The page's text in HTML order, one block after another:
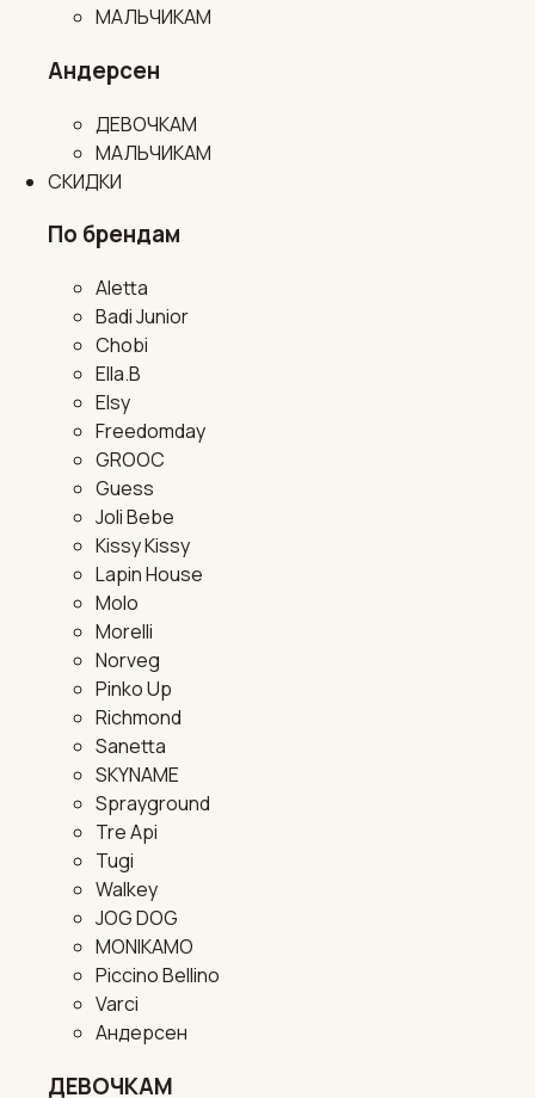
МАЛЬЧИКАМ
Андерсен
ДЕВОЧКАМ
МАЛЬЧИКАМ
СКИДКИ
По брендам
Aletta
Badi Junior
Chobi
Ella.B
Elsy
Freedomday
GROOC
Guess
Joli Bebe
Kissy Kissy
Lapin House
Molo
Morelli
Norveg
Pinko Up
Richmond
Sanetta
SKYNAME
Sprayground
Tre Api
Tugi
Walkey
JOG DOG
MONIKAMO
Piccino Bellino
Varci
Андерсен
ДЕВОЧКАМ